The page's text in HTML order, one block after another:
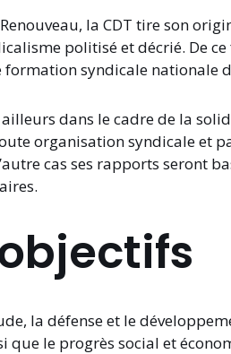
la CDT tire son
politisé et décrié. De
syndicale nationale
dans le cadre de la
organisation syndicale et
cas ses rapports seront
la défense et le
que le progrès social et